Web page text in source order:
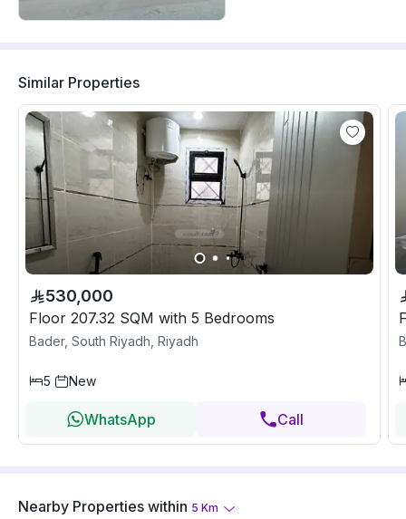
Similar Properties
530,000
Floor 207.32 SQM with 5 Bedrooms
Bader, South Riyadh, Riyadh
5 New
WhatsApp Call
Nearby Properties within 5 Km